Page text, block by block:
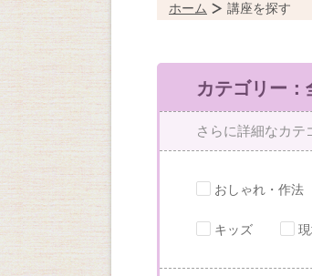
ホーム 講座を探す
カテゴリー
さらに詳細なカテ
おしゃれ・作法
キッズ